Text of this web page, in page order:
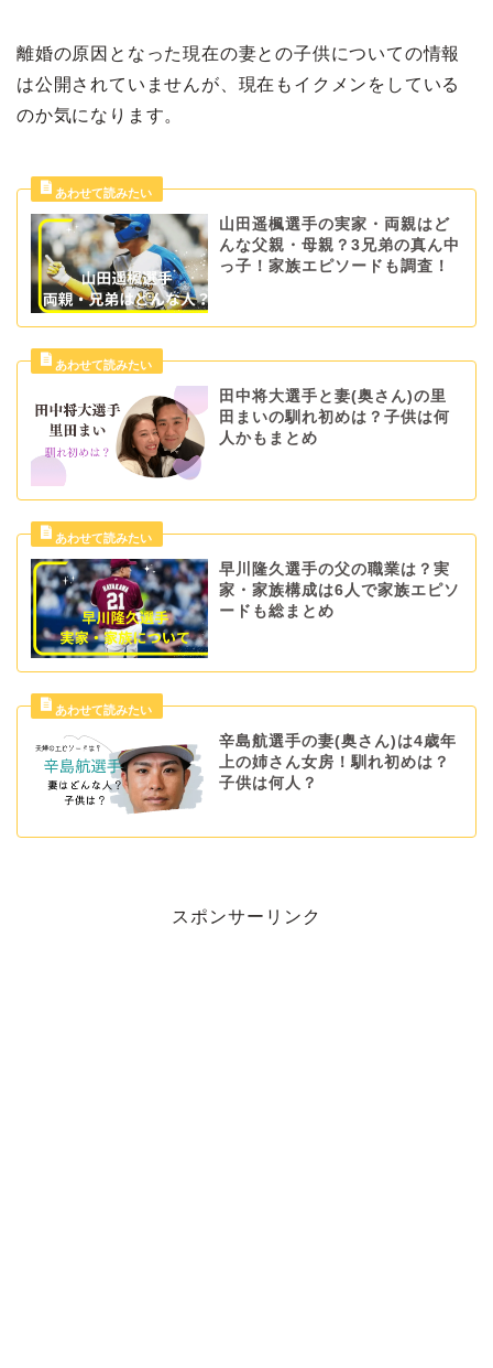
離婚の原因となった現在の妻との子供についての情報
は公開されていませんが、現在もイクメンをしている
のか気になります。
山田遥楓選手の実家・両親はど
んな父親・母親？3兄弟の真ん中
っ子！家族エピソードも調査！
田中将大選手と妻(奥さん)の里
田まいの馴れ初めは？子供は何
人かもまとめ
早川隆久選手の父の職業は？実
家・家族構成は6人で家族エピソ
ードも総まとめ
辛島航選手の妻(奥さん)は4歳年
上の姉さん女房！馴れ初めは？
子供は何人？
スポンサーリンク